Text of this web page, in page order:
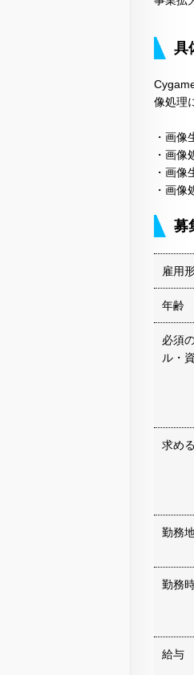
具
像処理
・画像
・画
・画
・画
募
雇用
年齢
必須
ル・
求め
勤務
勤務
給与